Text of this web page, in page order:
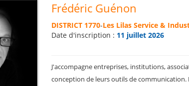
Frédéric Guénon
DISTRICT 1770-Les Lilas Service &
Date d'inscription : 11 juillet 2026
J'accompagne entreprises, institutions,
conception de leurs outils de